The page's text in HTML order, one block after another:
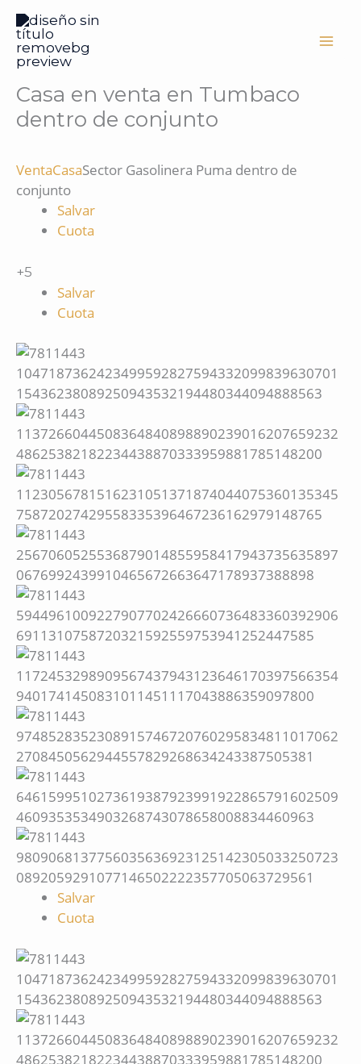
contenido
Casa en venta en Tumbaco
dentro de conjunto
VentaCasaSector Gasolinera Puma dentro de
conjunto
Salvar
Cuota
+5
Salvar
Cuota
Salvar
Cuota